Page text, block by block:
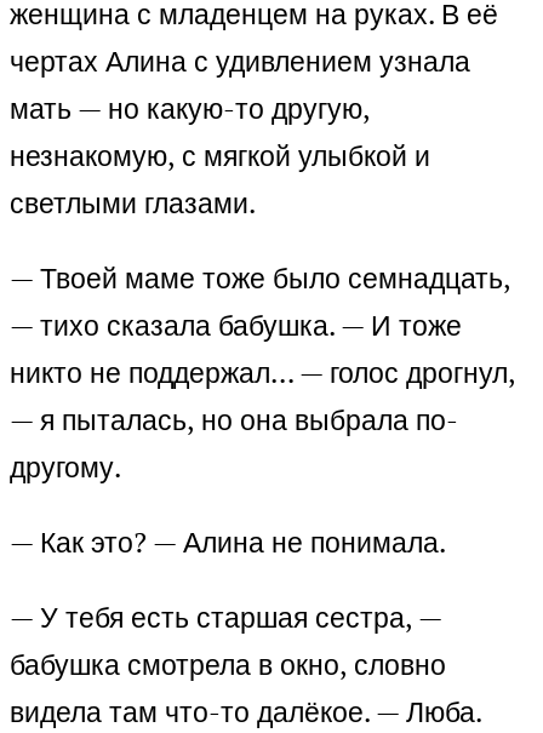
женщина с младенцем на руках. В её
чертах Алина с удивлением узнала
мать — но какую-то другую,
незнакомую, с мягкой улыбкой и
светлыми глазами.
— Твоей маме тоже было семнадцать,
— тихо сказала бабушка. — И тоже
никто не поддержал… — голос дрогнул,
— я пыталась, но она выбрала по-
другому.
— Как это? — Алина не понимала.
— У тебя есть старшая сестра, —
бабушка смотрела в окно, словно
видела там что-то далёкое. — Люба.